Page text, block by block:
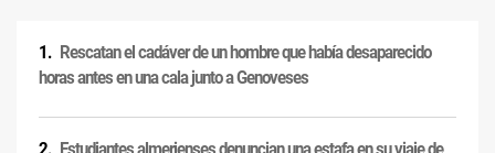
Rescatan el cadáver de un hombre que había desaparecido
horas antes en una cala junto a Genoveses